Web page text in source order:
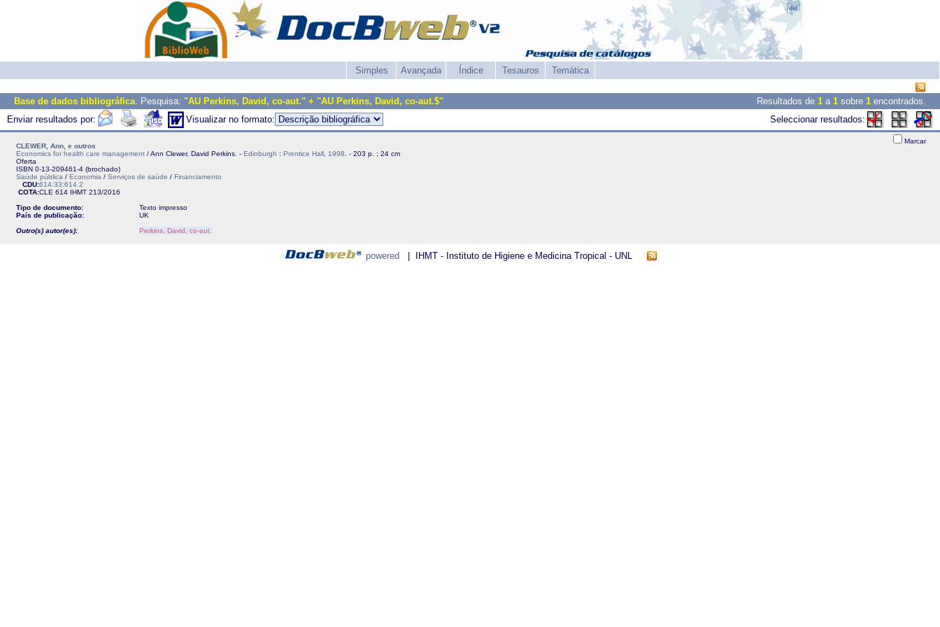
Simples Avançada Índice Tesauros Temática
Base de dados bibliográfica. Pesquisa: "AU Perkins, David, co-aut." + "AU Perkins, David, co-aut.$" Resultados de 1 a 1 sobre 1 encontrados.
Enviar resultados por:
Visualizar no formato: Seleccionar resultados:
CLEWER, Ann, e outros
Economics for health care management / Ann Clewer, David Perkins. - Edinburgh : Prentice Hall 1998 . - 203 p. ; 24 cm
Oferta
ISBN 0-13-209461-4 (brochado)
Saúde pública / Economia / Serviços de saúde / Financiamento
CDU:614:33:614.2
COTA:CLE 614 IHMT 213/2016
Tipo de documento:
Texto impresso
País de publicação:
UK
Outro(s) autor(es):
Perkins, David, co-aut.
Marcar
powered | IHMT - Instituto de Higiene e Medicina Tropical - UNL